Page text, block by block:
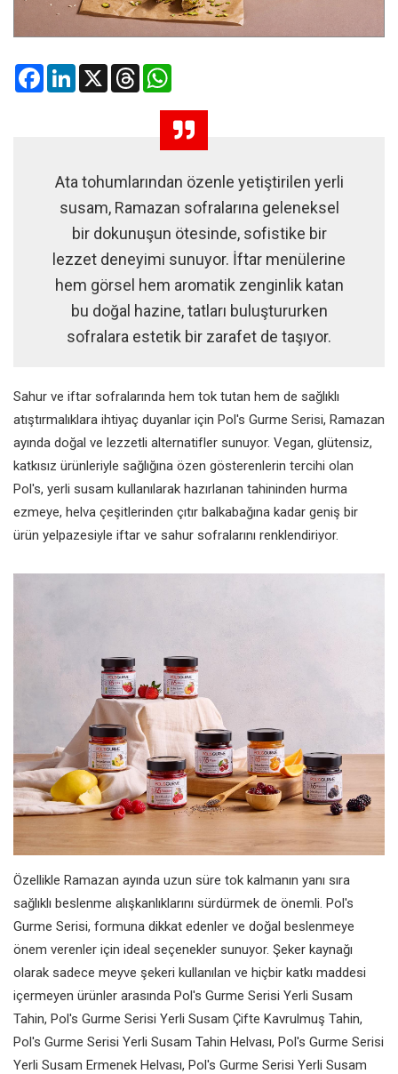
FacebookLinkedIn
X Threads
Ata tohumlarından özenle yetiştirilen yerli
susam, Ramazan sofralarına geleneksel
bir dokunuşun ötesinde, sofistike bir
lezzet deneyimi sunuyor. İftar menülerine
hem görsel hem aromatik zenginlik katan
bu doğal hazine, tatları buluştururken
sofralara estetik bir zarafet de taşıyor.
Sahur ve iftar sofralarında hem tok tutan hem de sağlıklı
atıştırmalıklara ihtiyaç duyanlar için Pol's Gurme Serisi, Ramazan
ayında doğal ve lezzetli alternatifler sunuyor. Vegan, glütensiz,
katkısız ürünleriyle sağlığına özen gösterenlerin tercihi olan
Pol's, yerli susam kullanılarak hazırlanan tahininden hurma
ezmeye, helva çeşitlerinden çıtır balkabağına kadar geniş bir
ürün yelpazesiyle iftar ve sahur sofralarını renklendiriyor.
Özellikle Ramazan ayında uzun süre tok kalmanın yanı sıra
sağlıklı beslenme alışkanlıklarını sürdürmek de önemli. Pol's
Gurme Serisi, formuna dikkat edenler ve doğal beslenmeye
önem verenler için ideal seçenekler sunuyor. Şeker kaynağı
olarak sadece meyve şekeri kullanılan ve hiçbir katkı maddesi
içermeyen ürünler arasında Pol's Gurme Serisi Yerli Susam
Tahin, Pol's Gurme Serisi Yerli Susam Çifte Kavrulmuş Tahin,
Pol's Gurme Serisi Yerli Susam Tahin Helvası, Pol's Gurme Serisi
Yerli Susam Ermenek Helvası, Pol's Gurme Serisi Yerli Susam